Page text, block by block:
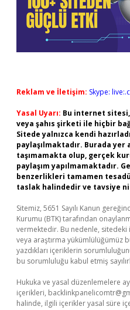
Reklam ve İletişim: Skype:
Yasal Uyarı: Bu internet
veya şahıs şirketi ile hiçbir
Sitede yalnızca kendi
paylaşılmaktadır. Burada
taşımamakta olup, gerçek
paylaşım yapılmamaktadır.
benzerlikleri tamamen
taslak halindedir ve tavsiye
Sitemiz, 5651 Sayılı Kanun
Kurumu (BTK) tarafından
vermektedir. Bu nedenle,
veya araştırma yükümlülüğümüz
yazdıkları içeriklerin
bu sorumluluğu kabul etmiş
Hukuka ve yasal düzenlemelere
içerikleri,
halinde, ilgili içerikler yasal süre